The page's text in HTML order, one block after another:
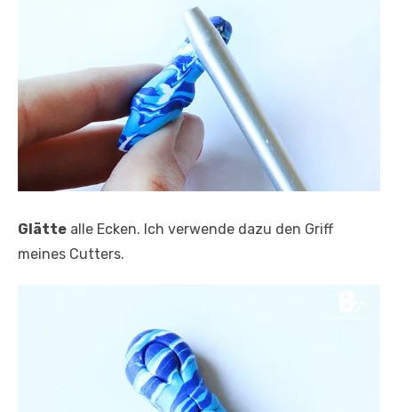
Glätte alle Ecken. Ich verwende dazu den Griff
meines Cutters.